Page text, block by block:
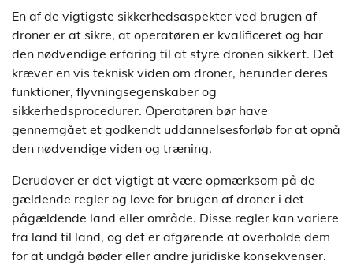
En af de vigtigste sikkerhedsaspekter ved brugen af
droner er at sikre, at operatøren er kvalificeret og har
den nødvendige erfaring til at styre dronen sikkert. Det
kræver en vis teknisk viden om droner, herunder deres
funktioner, flyvningsegenskaber og
sikkerhedsprocedurer. Operatøren bør have
gennemgået et godkendt uddannelsesforløb for at opnå
den nødvendige viden og træning.
Derudover er det vigtigt at være opmærksom på de
gældende regler og love for brugen af droner i det
pågældende land eller område. Disse regler kan variere
fra land til land, og det er afgørende at overholde dem
for at undgå bøder eller andre juridiske konsekvenser.